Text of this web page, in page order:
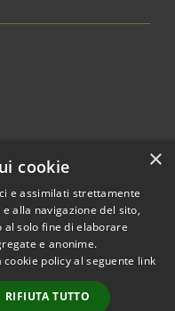
© 2026 • Comune di
Locorotondo • Powered by
Municipium•
Accesso
×
cookie
e assimilati strettamente
alla navigazione del sito,
al solo fine di elaborare
e anonime.
policy al seguente link
RIFIUTA TUTTO